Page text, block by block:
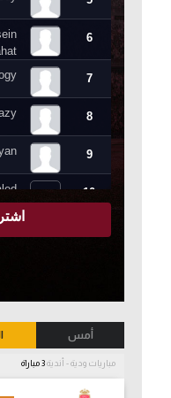
أمس
مباريات ودية - أندية